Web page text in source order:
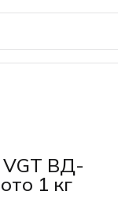
VGT ВД-
1 кг